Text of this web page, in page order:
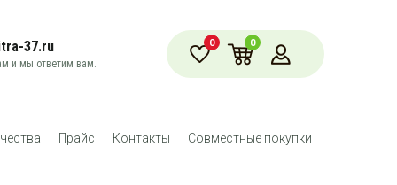
37.ru
и мы ответим вам.
0 0
Прайс Контакты Совместные покупки